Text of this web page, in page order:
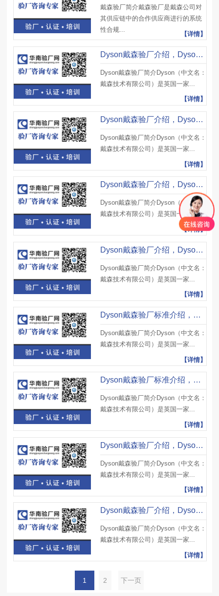
戴森验厂简介戴森验厂是戴森公司对
其供应链中的合作供应商进行的系统
性合规...
【详情】
Dyson戴森验厂介绍，Dyson戴森验厂供应商准则-工作时间、工资福利
Dyson戴森验厂简介Dyson（中文名：
戴森技术有限公司）是英国一家...
【详情】
Dyson戴森验厂介绍，Dyson戴森验厂供应商准则-骚扰虐待、歧视
Dyson戴森验厂简介Dyson（中文名：
戴森技术有限公司）是英国一家...
【详情】
Dyson戴森验厂介绍，Dyson戴森验厂审核基本标准及注意事项
Dyson戴森验厂简介Dyson（中文名：
戴森技术有限公司）是英国一家...
【详情】
Dyson戴森验厂介绍，Dyson戴森验厂供应商工厂标准及消防审核注意事项
Dyson戴森验厂简介Dyson（中文名：
戴森技术有限公司）是英国一家...
【详情】
Dyson戴森验厂标准介绍，Dyson戴森验厂住宿标准及注意事项
Dyson戴森验厂简介Dyson（中文名：
戴森技术有限公司）是英国一家...
【详情】
Dyson戴森验厂标准介绍，Dyson戴森验厂透明与反贿赂、环境保护
Dyson戴森验厂简介Dyson（中文名：
戴森技术有限公司）是英国一家...
【详情】
Dyson戴森验厂介绍，Dyson戴森验厂检验标准及Dyson戴森验厂注意事项
Dyson戴森验厂简介Dyson（中文名：
戴森技术有限公司）是英国一家...
【详情】
Dyson戴森验厂介绍，Dyson戴森验厂审核重点及Dyson戴森验厂注意事项
Dyson戴森验厂简介Dyson（中文名：
戴森技术有限公司）是英国一家...
【详情】
1 2 下一页